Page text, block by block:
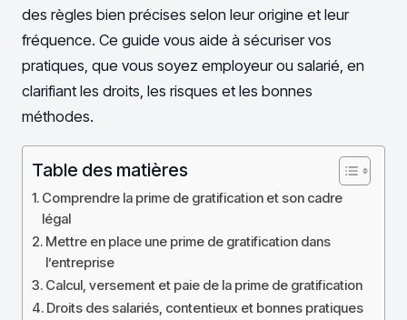
des règles bien précises selon leur origine et leur
fréquence. Ce guide vous aide à sécuriser vos
pratiques, que vous soyez employeur ou salarié, en
clarifiant les droits, les risques et les bonnes
méthodes.
Table des matières
Comprendre la prime de gratification et son cadre
légal
Mettre en place une prime de gratification dans
l’entreprise
Calcul, versement et paie de la prime de gratification
Droits des salariés, contentieux et bonnes pratiques